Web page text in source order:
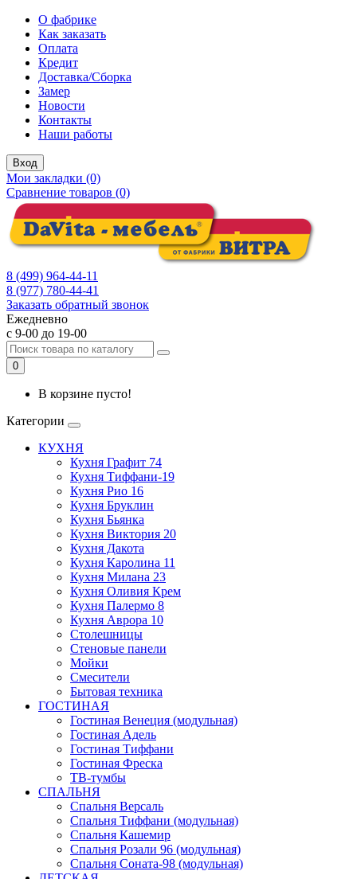
О фабрике
Как заказать
Оплата
Кредит
Доставка/Сборка
Замер
Новости
Контакты
Наши работы
Вход
Мои закладки (0)
Сравнение товаров (0)
8 (499) 964-44-11
8 (977) 780-44-41
Заказать обратный звонок
Ежедневно
с 9-00 до 19-00
0
В корзине пусто!
Категории
КУХНЯ
Кухня Графит 74
Кухня Тиффани-19
Кухня Рио 16
Кухня Бруклин
Кухня Бьянка
Кухня Виктория 20
Кухня Дакота
Кухня Каролина 11
Кухня Милана 23
Кухня Оливия Крем
Кухня Палермо 8
Кухня Аврора 10
Столешницы
Стеновые панели
Мойки
Смесители
Бытовая техника
ГОСТИНАЯ
Гостиная Венеция (модульная)
Гостиная Адель
Гостиная Тиффани
Гостиная Фреска
ТВ-тумбы
СПАЛЬНЯ
Спальня Версаль
Спальня Тиффани (модульная)
Спальня Кашемир
Спальня Розали 96 (модульная)
Спальня Соната-98 (модульная)